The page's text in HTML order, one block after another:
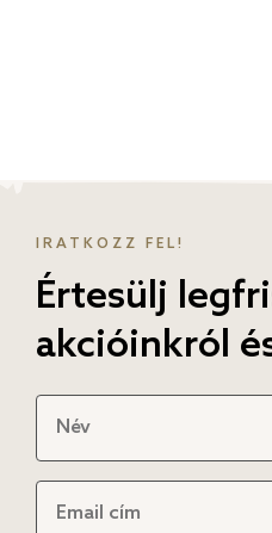
IRATKOZZ FEL!
Értesülj
akcióinkról